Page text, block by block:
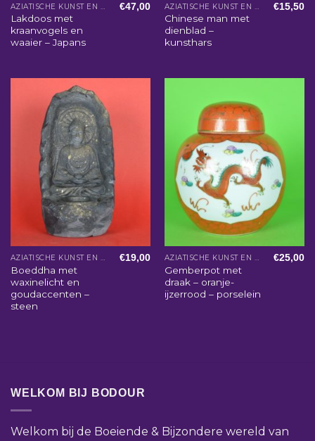
Lakdoos met
kraanvogels en
waaier – Japans
€47,00
Chinese man met
dienblad –
kunsthars
€15,50
AZIATISCHE KUNST EN WOONACCESSOIRES
Boeddha met
waxinelicht en
goudaccenten –
steen
€19,00 AZIATISCHE KUNST EN WOONACCESSOIRES
Gemberpot met
draak – oranje-
ijzerrood – porselein
€25,00
WELKOM BIJ BODOUR
Welkom bij de Boeiende & Bijzondere wereld van